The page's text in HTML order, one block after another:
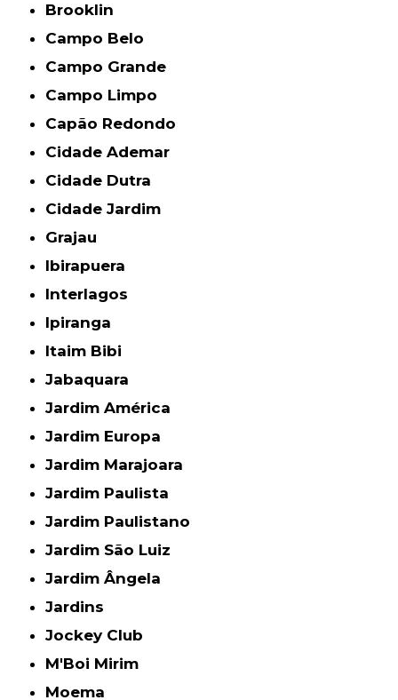
Brooklin
Campo Belo
Campo Grande
Campo Limpo
Capão Redondo
Cidade Ademar
Cidade Dutra
Cidade Jardim
Grajau
Ibirapuera
Interlagos
Ipiranga
Itaim Bibi
Jabaquara
Jardim América
Jardim Europa
Jardim Marajoara
Jardim Paulista
Jardim Paulistano
Jardim São Luiz
Jardim Ângela
Jardins
Jockey Club
M'Boi Mirim
Moema